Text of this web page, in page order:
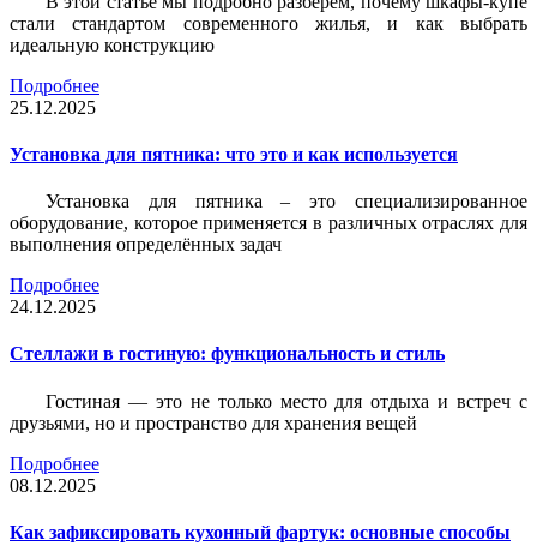
стали стандартом современного жилья, и как выбрать
идеальную конструкцию
Подробнее
25.12.2025
Установка для пятника: что это и как используется
Установка для пятника – это специализированное
оборудование, которое применяется в различных отраслях для
выполнения определённых задач
Подробнее
24.12.2025
Стеллажи в гостиную: функциональность и стиль
Гостиная — это не только место для отдыха и встреч с
друзьями, но и пространство для хранения вещей
Подробнее
08.12.2025
Как зафиксировать кухонный фартук: основные способы